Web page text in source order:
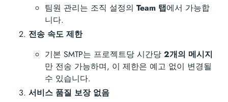
팀원 관리는 조직 설정의 Team 탭에서 가능합
니다.
전송 속도 제한
기본 SMTP는 프로젝트당 시간당 2개의 메시지
만 전송 가능하며, 이 제한은 예고 없이 변경될
수 있습니다.
서비스 품질 보장 없음